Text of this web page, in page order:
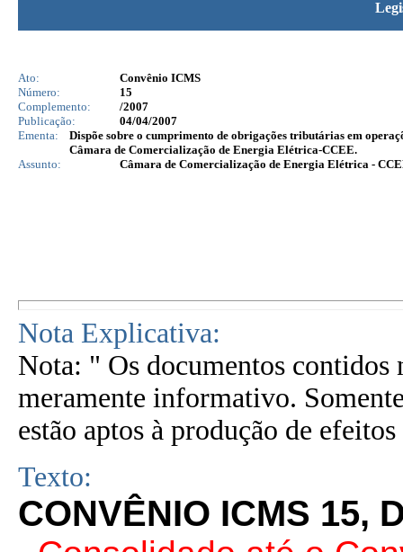
Ato:
Convênio ICMS
Número:
15
Complemento:
/2007
Publicação:
04/04/2007
Ementa:
Dispõe sobre o cumprimento de obrigações tributárias em
Câmara de Comercialização de Energia Elétrica-CCEE.
Assunto:
Câmara de Comercialização de Energia Elétrica -
Nota Explicativa:
Nota: " Os documentos contidos
meramente informativo.
estão aptos à produção de
Texto:
CONVÊNIO ICMS 15,